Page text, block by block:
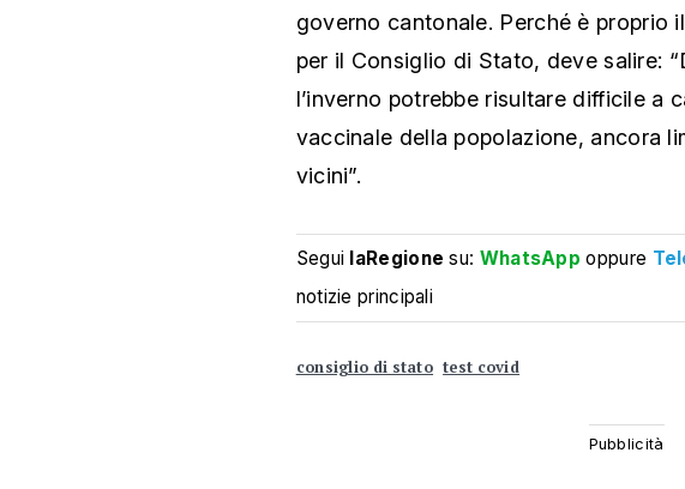
governo cantonale. Perché è proprio
per il Consiglio di Stato, deve salire:
l’inverno potrebbe risultare difficile a
vaccinale della popolazione, ancora
vicini”.
Segui laRegione su: WhatsApp oppure
notizie principali
consiglio di stato test covid